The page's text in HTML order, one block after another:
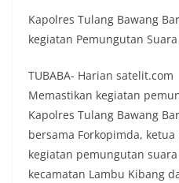
Kapolres Tulang Bawang
kegiatan Pemungutan Suara
TUBABA- Harian satelit.com
Memastikan kegiatan
Kapolres Tulang Bawang
bersama Forkopimda,
kegiatan pemungutan suara
kecamatan Lambu Kibang